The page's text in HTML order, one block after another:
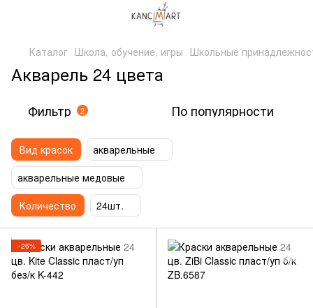
Каталог Школа, обучение, игры Школьные
Акварель 24 цвета
Фильтр 2 По популярности
Вид красок
акварельные
акварельные медовые
Количество
24шт.
−26%